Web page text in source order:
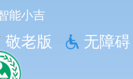
能小吉
敬老版 无障碍